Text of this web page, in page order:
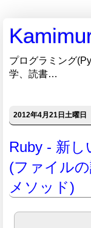
プログラミング
学、読書…
2012年4月21日土曜日
Ruby - 新
(ファイル
メソッド)